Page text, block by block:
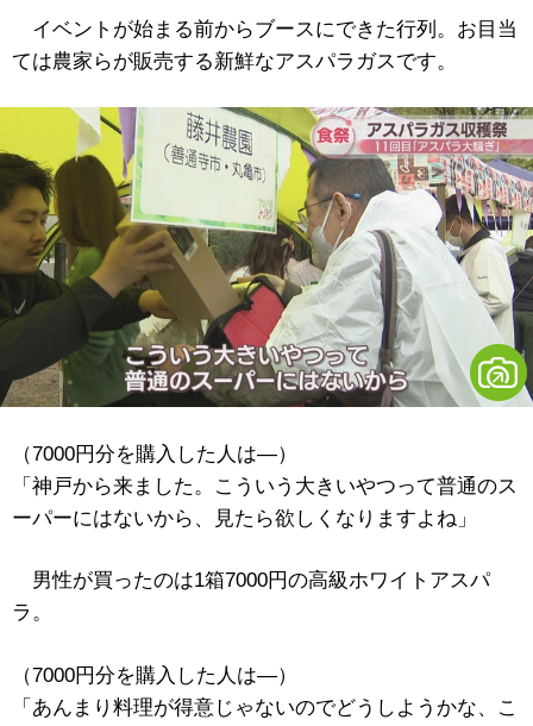
イベントが始まる前からブースにできた行列。お目当
ては農家らが販売する新鮮なアスパラガスです。
（7000円分を購入した人は―）
「神戸から来ました。こういう大きいやつって普通のス
ーパーにはないから、見たら欲しくなりますよね」
男性が買ったのは1箱7000円の高級ホワイトアスパ
ラ。
（7000円分を購入した人は―）
「あんまり料理が得意じゃないのでどうしようかな、こ